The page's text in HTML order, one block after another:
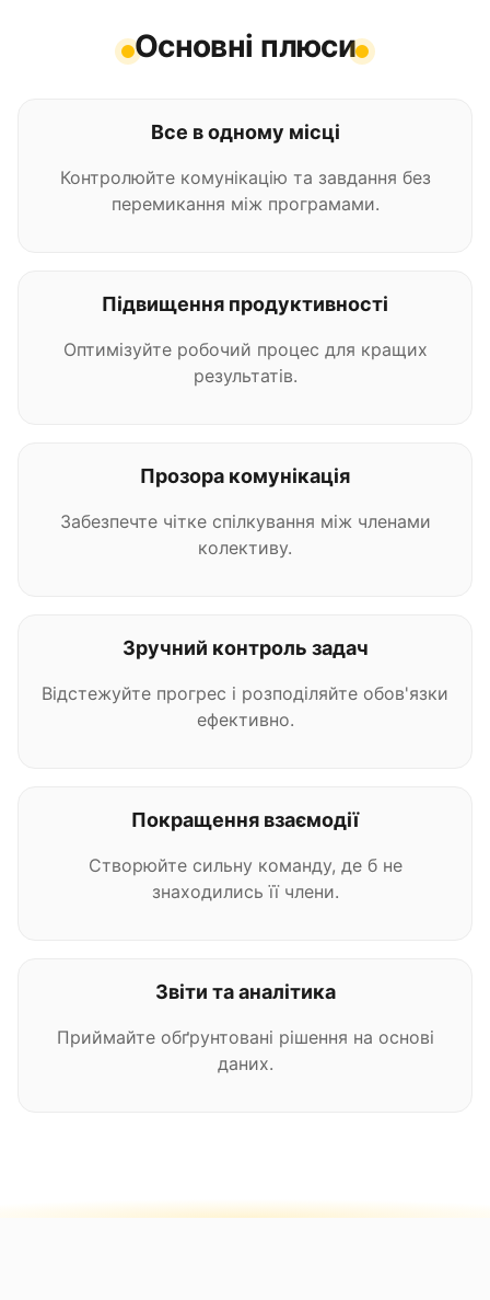
Основні плюси
Все в одному місці
Контролюйте комунікацію та завдання без
перемикання між програмами.
Підвищення продуктивності
Оптимізуйте робочий процес для кращих
результатів.
Прозора комунікація
Забезпечте чітке спілкування між членами
колективу.
Зручний контроль задач
Відстежуйте прогрес і розподіляйте обов'язки
ефективно.
Покращення взаємодії
Створюйте сильну команду, де б не
знаходились її члени.
Звіти та аналітика
Приймайте обґрунтовані рішення на основі
даних.